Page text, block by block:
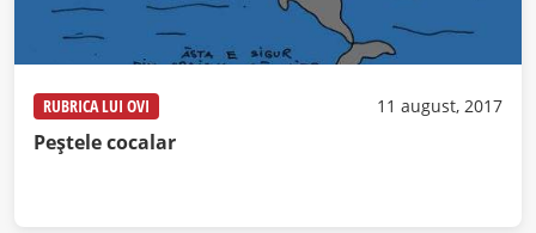
RUBRICA LUI OVI 11 august, 2017
Peştele cocalar